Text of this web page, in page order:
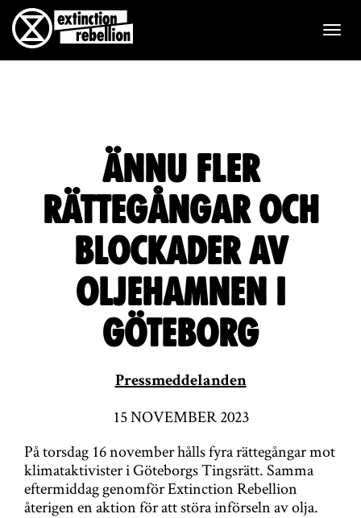
T
o
i
Ännu fler
rättegångar och
blockader av
Oljehamnen i
Göteborg
Pressmeddelanden
15 NOVEMBER 2023
På torsdag 16 november hålls fyra rättegångar mot
klimataktivister i Göteborgs Tingsrätt. Samma
eftermiddag genomför Extinction Rebellion
återigen en aktion för att störa införseln av olja.